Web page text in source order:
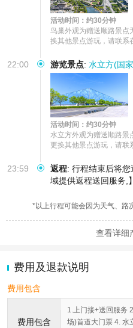
活动时间：约30分钟
鸟巢外观为赠送顺路景点
换其他景点游玩，请联系
22:00 游览景点: 水立方(国
活动时间：约30分钟
水立方外观为赠送顺路景
更换其他景点游玩，请联
23:59 返程: 行程结束后将
域提供返程送回服务,】
*以上行程可能会因为天气、路
查看详细
费用及退款说明
费用包含
费用包含
1.上门接+送回服务
场)首道大门票 4. 水